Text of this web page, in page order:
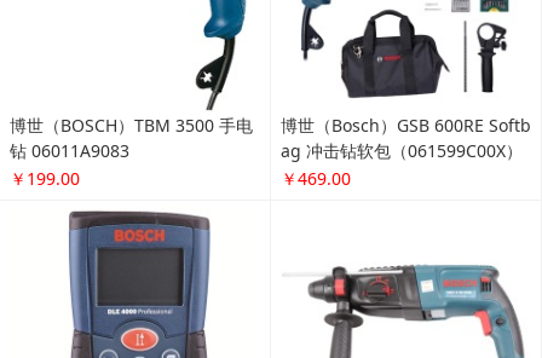
博世（BOSCH）TBM 3500 手电
钻 06011A9083
￥199.00
博世（Bosch）GSB 600RE Softb
ag 冲击钻软包（061599C00X）
￥469.00